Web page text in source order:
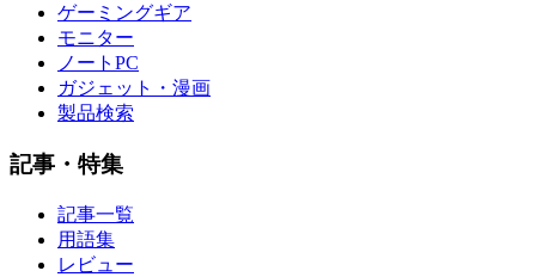
ゲーミングギア
モニター
ノートPC
ガジェット・漫画
製品検索
記事・特集
記事一覧
用語集
レビュー